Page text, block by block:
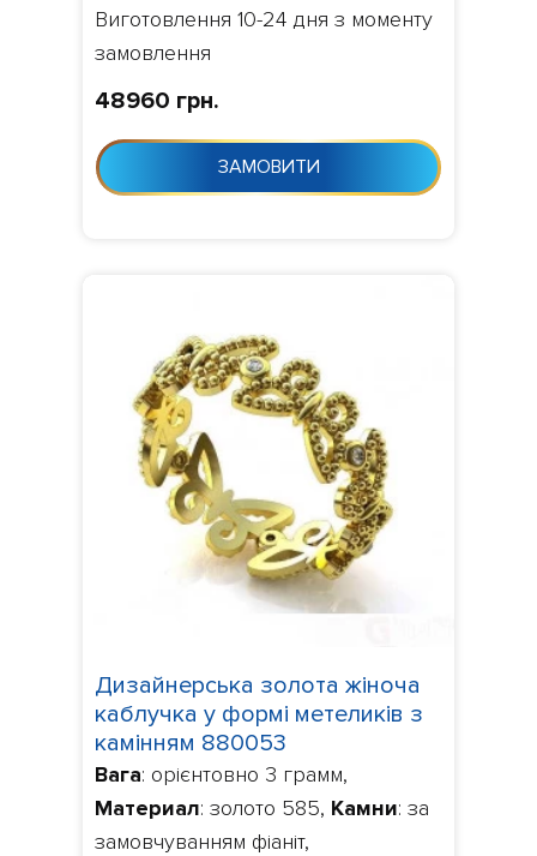
Виготовлення 10-24 дня з моменту
замовлення
48960 грн.
ЗАМОВИТИ
Дизайнерська золота жіноча
каблучка у формі метеликів з
камінням 880053
Вага: орієнтовно 3 грамм,
Материал: золото 585, Камни: за
замовчуванням фіаніт,